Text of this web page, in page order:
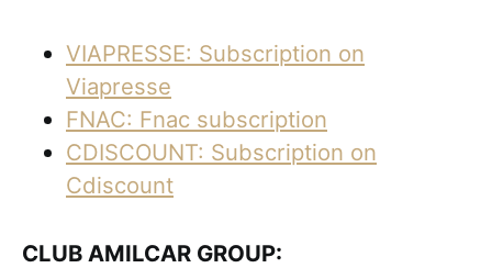
VIAPRESSE: Subscription on
Viapresse
FNAC: Fnac subscription
CDISCOUNT: Subscription on
Cdiscount
CLUB AMILCAR GROUP: